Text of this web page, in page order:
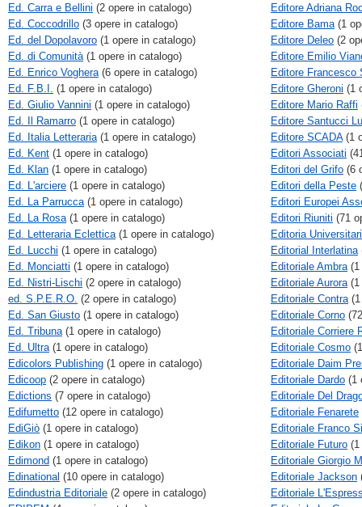
Ed. Carra e Bellini (2 opere in catalogo)
Ed. Coccodrillo (3 opere in catalogo)
Ed. del Dopolavoro (1 opere in catalogo)
Ed. di Comunità (1 opere in catalogo)
Ed. Enrico Voghera (6 opere in catalogo)
Ed. F.B.I.
(1 opere in catalogo)
Ed. Giulio Vannini (1 opere in catalogo)
Ed. Il Ramarro (1 opere in catalogo)
Ed. Italia Letteraria (1 opere in catalogo)
Ed. Kent (1 opere in catalogo)
Ed. Klan (1 opere in catalogo)
Ed. L'arciere (1 opere in catalogo)
Ed. La Parrucca (1 opere in catalogo)
Ed. La Rosa (1 opere in catalogo)
Ed. Letteraria Eclettica (1 opere in catalogo)
Ed. Lucchi (1 opere in catalogo)
Ed. Monciatti (1 opere in catalogo)
Ed. Nistri-Lischi (2 opere in catalogo)
ed. S.P.E.R.O. (2 opere in catalogo)
Ed. San Giusto (1 opere in catalogo)
Ed. Tribuna (1 opere in catalogo)
Ed. Ultra (1 opere in catalogo)
Edicolors Publishing (1 opere in catalogo)
Edicoop (2 opere in catalogo)
Edictions (7 opere in catalogo)
Edifumetto (12 opere in catalogo)
EdiGiò (1 opere in catalogo)
Edikon (1 opere in catalogo)
Edimond (1 opere in catalogo)
Edinational (10 opere in catalogo)
Edindustria Editoriale (2 opere in catalogo)
Editore Adriana
Editore Bama (1
Editore Deleo (2
Editore Emilio
Editore Francesco
Editore Gheroni (1
Editore Mario Raffi
Editore Santucci
Editore SCADA(1
Editori Associati
Editori del Grifo (6
Editori della Peste
Editori Europei
Editori Riuniti (71
Editoria
Editorial Interlatina
Editoriale Ambra (1
Editoriale Aurora (1
Editoriale Contra
Editoriale Corno
Editoriale Corriere
Editoriale Cosmo
Editoriale Daim
Editoriale Dardo (1
Editoriale Del
Editoriale Fenarete
Editoriale Franco
Editoriale Futuro (1
Editoriale Giorgio
Editoriale Jackson
Editoriale